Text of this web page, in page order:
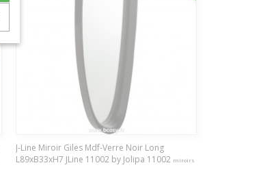
J-Line Miroir Giles Mdf-Verre Noir Long
L89xB33xH7 JLine 11002 by Jolipa 11002 miroirs